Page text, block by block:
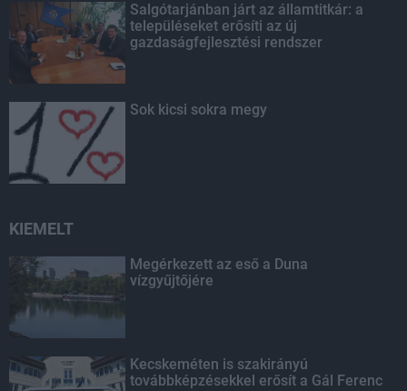
Salgótarjánban járt az államtitkár: a
településeket erősíti az új
gazdaságfejlesztési rendszer
Sok kicsi sokra megy
KIEMELT
Megérkezett az eső a Duna
vízgyűjtőjére
Kecskeméten is szakirányú
továbbképzésekkel erősít a Gál Ferenc